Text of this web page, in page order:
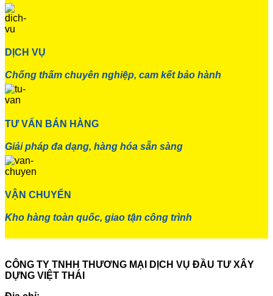
DỊCH VỤ
Chống thấm chuyên nghiệp, cam kết bảo hành
TƯ VẤN BÁN HÀNG
Giải pháp đa dạng, hàng hóa sẵn sàng
VẬN CHUYỂN
Kho hàng toàn quốc, giao tận công trình
CÔNG TY TNHH THƯƠNG MẠI DỊCH VỤ ĐẦU TƯ XÂY
DỰNG VIỆT THÁI